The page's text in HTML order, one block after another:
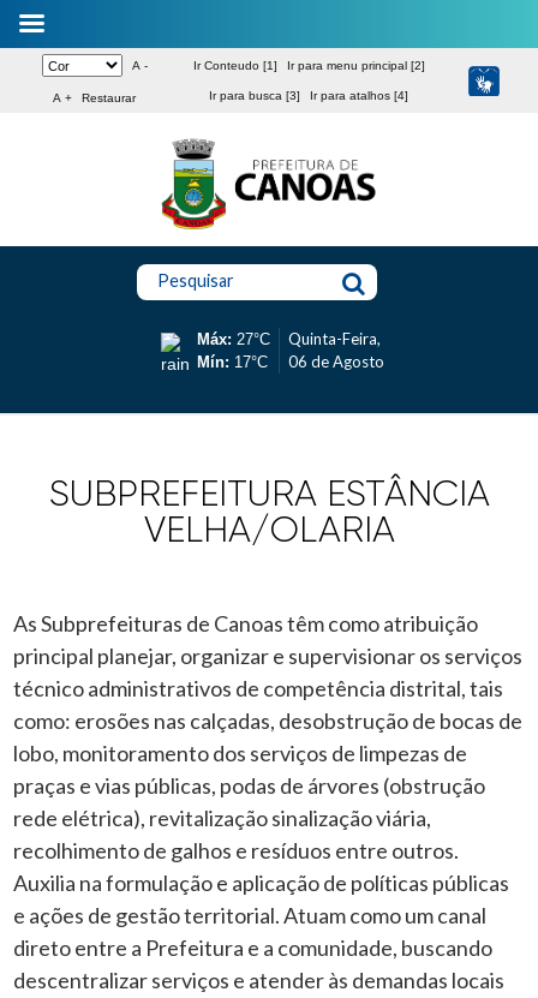
A -
A + Restaurar
Ir Conteudo [1] Ir para menu principal [2]
Ir para busca [3] Ir para atalhos [4]
Pesquisar
Máx: 27°C
Mín: 17°C
Quinta-Feira,
06 de Agosto
SUBPREFEITURA ESTÂNCIA
VELHA/OLARIA
As Subprefeituras de Canoas têm como atribuição
principal planejar, organizar e supervisionar os serviços
técnico administrativos de competência distrital, tais
como: erosões nas calçadas, desobstrução de bocas de
lobo, monitoramento dos serviços de limpezas de
praças e vias públicas, podas de árvores (obstrução
rede elétrica), revitalização sinalização viária,
recolhimento de galhos e resíduos entre outros.
Auxilia na formulação e aplicação de políticas públicas
e ações de gestão territorial. Atuam como um canal
direto entre a Prefeitura e a comunidade, buscando
descentralizar serviços e atender às demandas locais